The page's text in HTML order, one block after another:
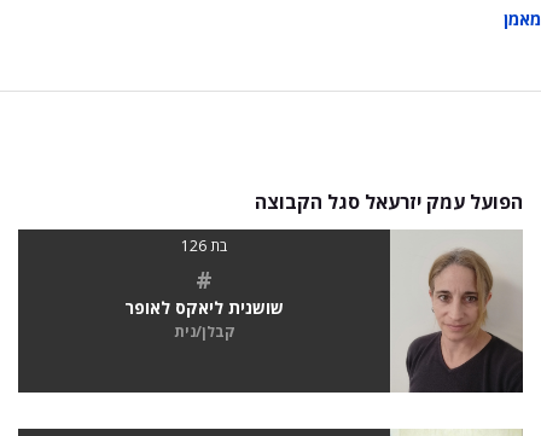
מאמן
הפועל עמק יזרעאל סגל הקבוצה
בת 126
#
שושנית ליאקס לאופר
קבלן/נית